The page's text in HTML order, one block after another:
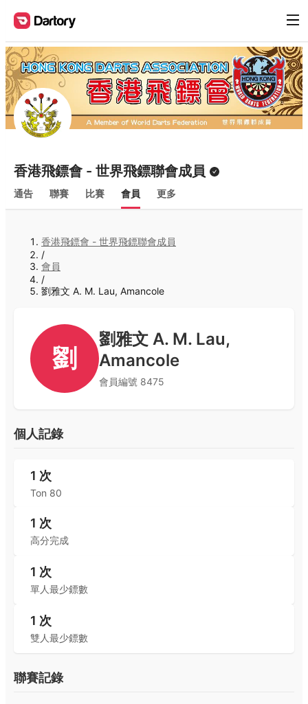
香港飛鏢會 - 世界飛鏢聯會成員
通告 聯賽 比賽 會員 更多
香港飛鏢會 - 世界飛鏢聯會成員
/
會員
/
劉雅文 A. M. Lau, Amancole
劉
劉雅文 A. M. Lau,
Amancole
會員編號 8475
個人記錄
1 次
Ton 80
1 次
高分完成
1 次
單人最少鏢數
1 次
雙人最少鏢數
聯賽記錄